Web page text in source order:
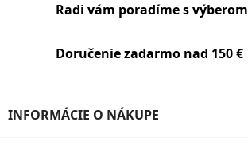
Radi vám poradíme s výberom
Doručenie zadarmo nad 150 €
INFORMÁCIE O NÁKUPE